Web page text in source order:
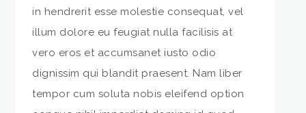
in hendrerit esse molestie consequat, vel
illum dolore eu feugiat nulla facilisis at
vero eros et accumsanet iusto odio
dignissim qui blandit praesent. Nam liber
tempor cum soluta nobis eleifend option